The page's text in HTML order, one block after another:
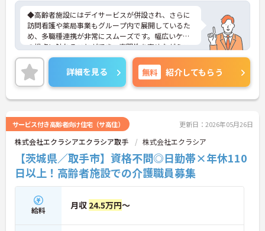
◆高齢者施設にはデイサービスが併設され、さらに
訪問看護や薬局事業もグループ内で展開しているた
め、多職種連携が非常にスムーズです。幅広いケア
の視点に触れることができ、専門性を高めながらス
キルアップできる土壌があります。
◆「学びたい」という意欲を全力で応援する職場で
す。資格取得支援制度を利用すれば、介護職員初任
者研修や実務者研修などの費用を会社負担で取得可
能です。資格を取得するごとにしっかりと給与に反
◆施設ごとの課題を話し合う「スタッフミーティン
グ」や、利用者様へのケアを考える「ケースカンフ
ァレンス」を実施しています。新人・ベテランに関
係なく意見交換を行い、みんなで解決策を考えるフ
ラットな関係性です。また、虐待防止研修などを通
じて「良いケア・悪いケア」の線引きを明確にし、
職員全員が安心して働ける、誇りを持てる職場環境
づくりに取り組んでいます。
詳細を見る 無料 紹介してもらう
サービス付き高齢者向け住宅（サ高住） 更新日：2026年05月26日
株式会社エクラシアエクラシア取手 株式会社エクラシア
【茨城県／取手市】資格不問◎日勤帯×年休110
日以上！高齢者施設での介護職員募集
給料 月収 24.5万円～